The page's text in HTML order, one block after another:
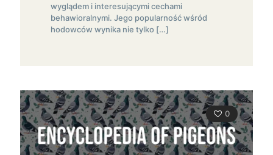
wyglądem i interesującymi cechami
behawioralnymi. Jego popularność wśród
hodowców wynika nie tylko […]
0